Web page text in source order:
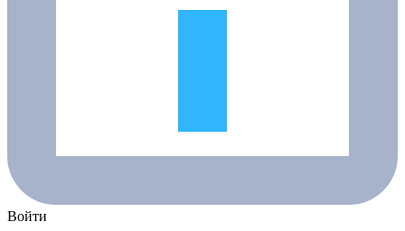
Войти